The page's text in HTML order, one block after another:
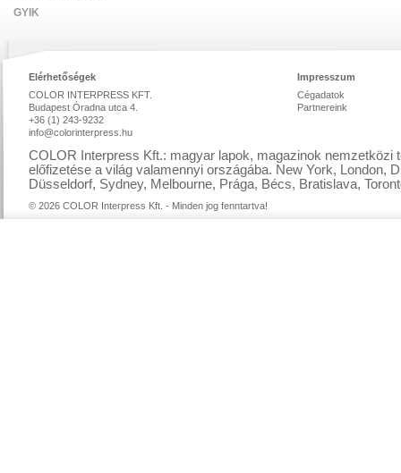
GYIK
Elérhetőségek
COLOR INTERPRESS KFT.
Budapest Óradna utca 4.
+36 (1) 243-9232
info@colorinterpress.hu
Impresszum
Cégadatok
Partnereink
COLOR Interpress Kft.: magyar lapok, magazinok nemzetközi
előfizetése a világ valamennyi országába. New York, London,
Düsseldorf, Sydney, Melbourne, Prága, Bécs, Bratislava,
© 2026 COLOR Interpress Kft. - Minden jog fenntartva!